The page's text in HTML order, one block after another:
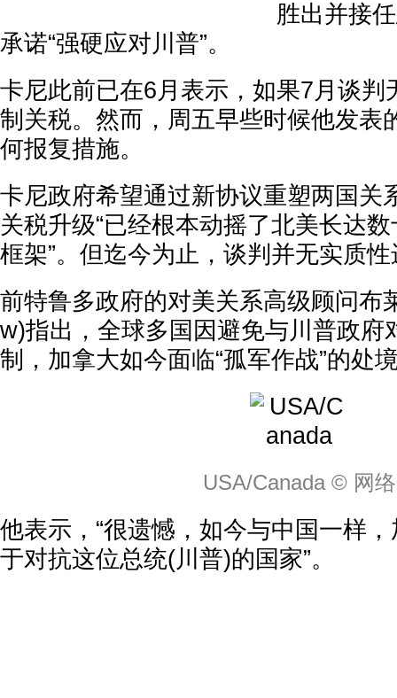
胜出并接
承诺“强硬应对川普”。
卡尼此前已在6月表示，如果7月谈判
制关税。然而，周五早些时候他发表
何报复措施。
卡尼政府希望通过新协议重塑两国关
关税升级“已经根本动摇了北美长达
框架”。但迄今为止，谈判并无实质
前特鲁多政府的对美关系高级顾问布
w)指出，全球多国因避免与川普政府
制，加拿大如今面临“孤军作战”的处
USA/Canada © 网络
他表示，“很遗憾，如今与中国一样
于对抗这位总统(川普)的国家”。